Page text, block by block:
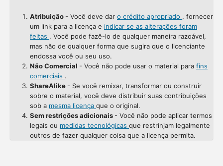
Atribuição - Você deve dar o crédito apropriado , fornecer
um link para a licença e indicar se as alterações foram
feitas . Você pode fazê-lo de qualquer maneira razoável,
mas não de qualquer forma que sugira que o licenciante
endossa você ou seu uso.
Não Comercial - Você não pode usar o material para fins
comerciais .
ShareAlike - Se você remixar, transformar ou construir
sobre o material, você deve distribuir suas contribuições
sob a mesma licença que o original.
Sem restrições adicionais - Você não pode aplicar termos
legais ou medidas tecnológicas que restrinjam legalmente
outros de fazer qualquer coisa que a licença permita.